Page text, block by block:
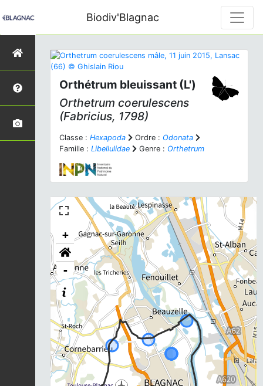
Biodiv'Blagnac
Orthétrum bleuissant (L')
Orthetrum coerulescens
(Fabricius, 1798)
Classe : Hexapoda Ordre : Odonata
Famille : Libellulidae Genre : Orthetrum
+
-